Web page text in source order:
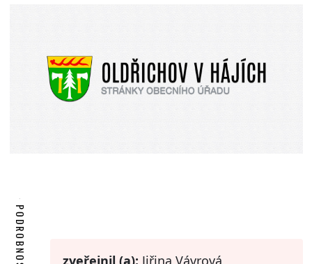
PODROBNOSTI zveřejnil (a): Jiřina Vávrová